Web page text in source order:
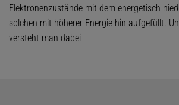
Elektronenzustände mit dem energetisch
solchen mit höherer Energie hin aufgefüllt.
versteht man dabei